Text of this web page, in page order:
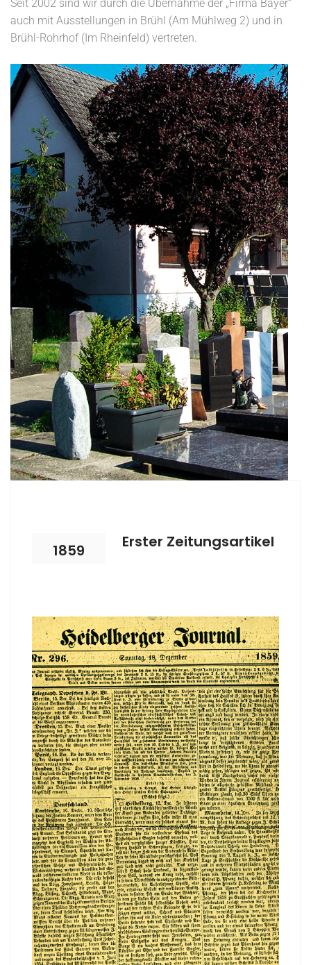
Seit 2002 sind wir durch die Übernahme der „Firma Bayer“
auch mit Ausstellungen in Brühl (Am Mühlweg 2) und in
Brühl-Rohrhof (Im Rheinfeld) vertreten.
1859 Erster Zeitungsartikel